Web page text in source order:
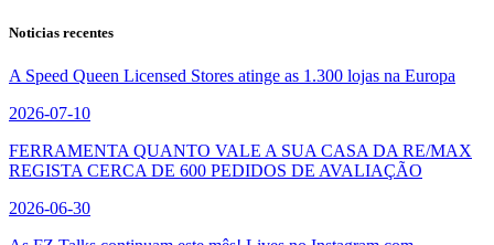
Noticias recentes
A Speed Queen Licensed Stores atinge as 1.300 lojas na Europa
2026-07-10
FERRAMENTA QUANTO VALE A SUA CASA DA RE/MAX
REGISTA CERCA DE 600 PEDIDOS DE AVALIAÇÃO
2026-06-30